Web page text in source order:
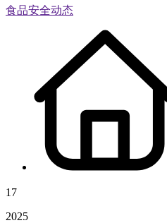
食品安全动态
17
2025